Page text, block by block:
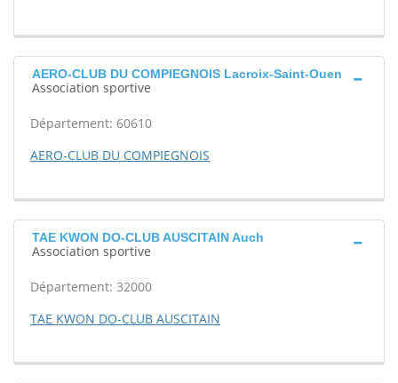
AERO-CLUB DU COMPIEGNOIS Lacroix-Saint-Ouen
Association sportive
Département: 60610
AERO-CLUB DU COMPIEGNOIS
TAE KWON DO-CLUB AUSCITAIN Auch
Association sportive
Département: 32000
TAE KWON DO-CLUB AUSCITAIN